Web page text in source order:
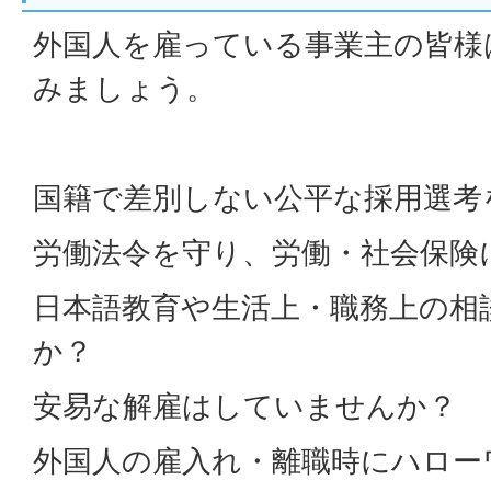
外国人を雇っている事業主の皆
みましょう。
国籍で差別しない公平な採用選
労働法令を守り、労働・社会保
日本語教育や生活上・職務上の
か？
安易な解雇はしていませんか？
外国人の雇入れ・離職時にハロ